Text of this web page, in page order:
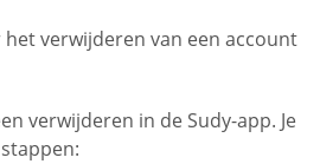
verwijderen van een account
verwijderen in de Sudy-app. Je